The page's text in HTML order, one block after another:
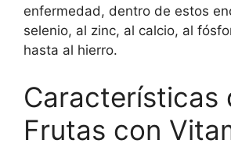
enfermedad, dentro de estos
selenio, al zinc, al calcio, al
hasta al hierro.
Características
Frutas con